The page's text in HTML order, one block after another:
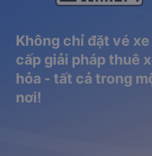
Không chỉ đặt vé
cấp giải pháp thuê
hỏa - tất cả trong
nơi!